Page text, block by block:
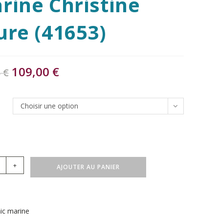
(41653)
€ 109,00 €
Choisir une option
+ AJOUTER AU PANIER
marine